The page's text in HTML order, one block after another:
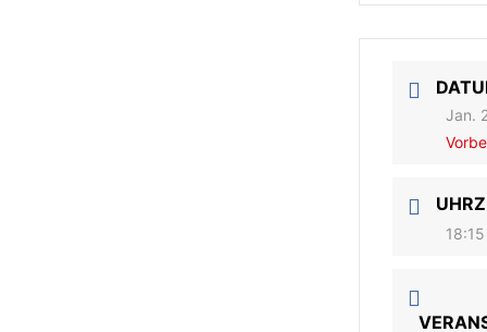
Jan.